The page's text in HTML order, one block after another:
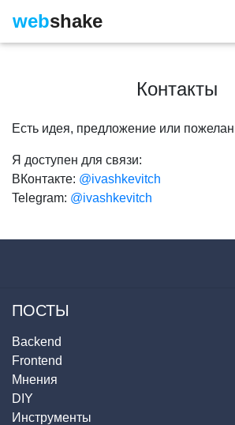
webshake
Контакты
Есть идея, предложение или
Я доступен для связи:
ВКонтакте: @ivashkevitch
Telegram: @ivashkevitch
ПОСТЫ
Backend
Frontend
Мнения
DIY
Инструменты